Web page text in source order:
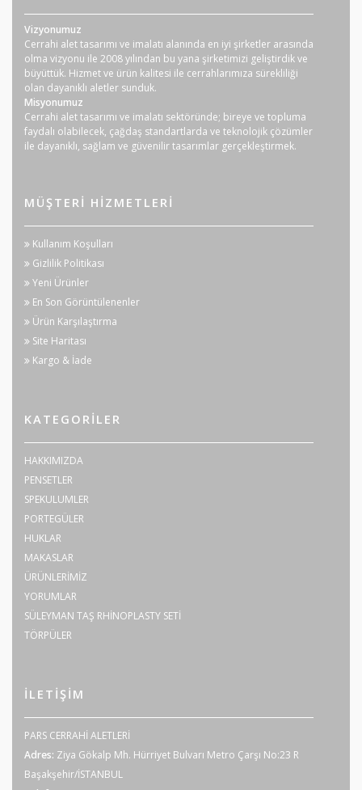
Vizyonumuz
Cerrahi alet tasarımı ve imalatı alanında en iyi şirketler arasında
olma vizyonu ile 2008 yılından bu yana şirketimizi geliştirdik ve
büyüttük. Hizmet ve ürün kalitesi ile cerrahlarımıza sürekliliği
olan dayanıklı aletler sunduk.
Misyonumuz
Cerrahi alet tasarımı ve imalatı sektöründe; bireye ve topluma
faydalı olabilecek, çağdaş standartlarda ve teknolojik çözümler
ile dayanıklı, sağlam ve güvenilir tasarımlar gerçekleştirmek.
MÜŞTERI HIZMETLERI
Kullanım Koşulları
Gizlilik Politikası
Yeni Ürünler
En Son Görüntülenenler
Ürün Karşılaştırma
Site Haritası
Kargo & İade
KATEGORILER
HAKKIMIZDA
PENSETLER
SPEKULUMLER
PORTEGÜLER
HUKLAR
MAKASLAR
ÜRÜNLERİMİZ
YORUMLAR
SÜLEYMAN TAŞ RHİNOPLASTY SETİ
TÖRPÜLER
İLETIŞIM
PARS CERRAHİ ALETLERİ
Adres: Ziya Gökalp Mh. Hürriyet Bulvarı Metro Çarşı No:23 R
Başakşehir/İSTANBUL